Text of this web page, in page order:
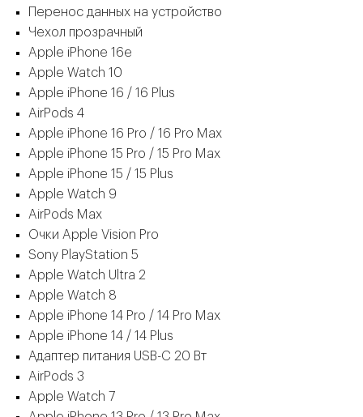
Перенос данных на устройство
Чехол прозрачный
Apple iPhone 16e
Apple Watch 10
Apple iPhone 16 / 16 Plus
AirPods 4
Apple iPhone 16 Pro / 16 Pro Max
Apple iPhone 15 Pro / 15 Pro Max
Apple iPhone 15 / 15 Plus
Apple Watch 9
AirPods Max
Очки Apple Vision Pro
Sony PlayStation 5
Apple Watch Ultra 2
Apple Watch 8
Apple iPhone 14 Pro / 14 Pro Max
Apple iPhone 14 / 14 Plus
Адаптер питания USB-C 20 Вт
AirPods 3
Apple Watch 7